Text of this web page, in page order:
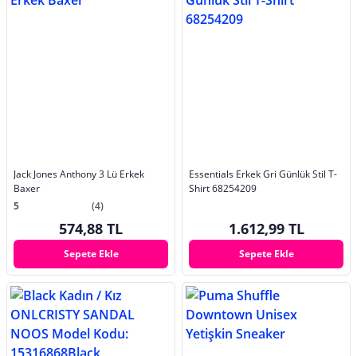
Jack Jones Anthony 3 Lü Erkek
Baxer
5
(4)
574,88 TL
Sepete Ekle
Essentials Erkek Gri Günlük Stil T-
Shirt 68254209
1.612,99 TL
Sepete Ekle